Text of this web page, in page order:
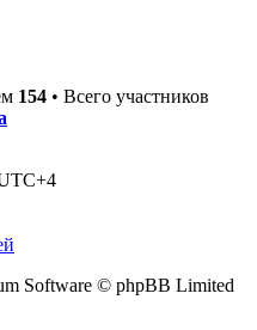
154 • Всего участников
Software © phpBB Limited